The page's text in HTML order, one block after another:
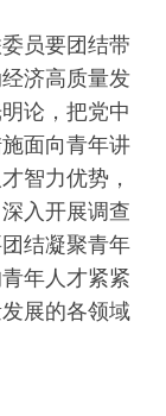
员要团结带
济高质量发
论，把党中
面向青年讲
智力优势，
入开展调查
结凝聚青年
年人才紧紧
展的各领域
线下会场